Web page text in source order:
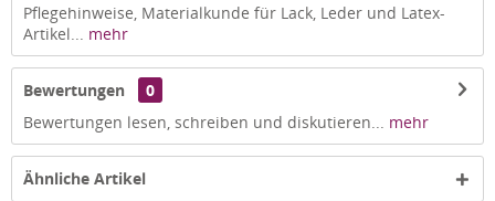
Pflegehinweise, Materialkunde für Lack, Leder und Latex-
Artikel... mehr
Bewertungen
0
Bewertungen lesen, schreiben und diskutieren... mehr
Ähnliche Artikel